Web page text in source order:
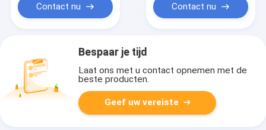
Contact nu Contact nu
Bespaar je tijd
Laat ons met u contact opnemen met de
beste producten.
Geef uw vereiste